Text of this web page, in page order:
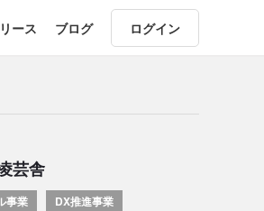
ース ブログ ログイン
芸舎
事業
DX推進事業